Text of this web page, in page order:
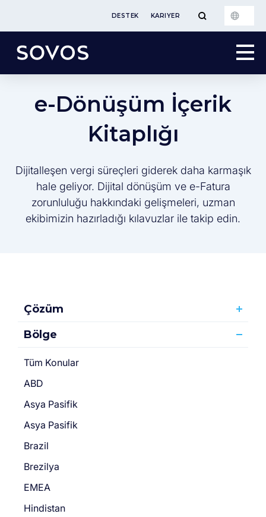
DESTEK KARIYER
e-Dönüşüm İçerik
Kitaplığı
Dijitalleşen vergi süreçleri giderek daha karmaşık
hale geliyor. Dijital dönüşüm ve e-Fatura
zorunluluğu hakkındaki gelişmeleri, uzman
ekibimizin hazırladığı kılavuzlar ile takip edin.
Çözüm
Bölge
Tüm Konular
ABD
Asya Pasifik
Asya Pasifik
Brazil
Brezilya
EMEA
Hindistan